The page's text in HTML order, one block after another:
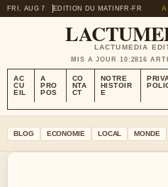
FRI, AUG 7 EDITION DU MATIN FR-FR
LACTUMEDIA
MIS A JOUR 10:2816
AC
CU
EIL
A
PRO
POS
CO
NTA
CT
NOTRE
HISTOIR
E
BLOG ECONOMIE LOCAL MONDE